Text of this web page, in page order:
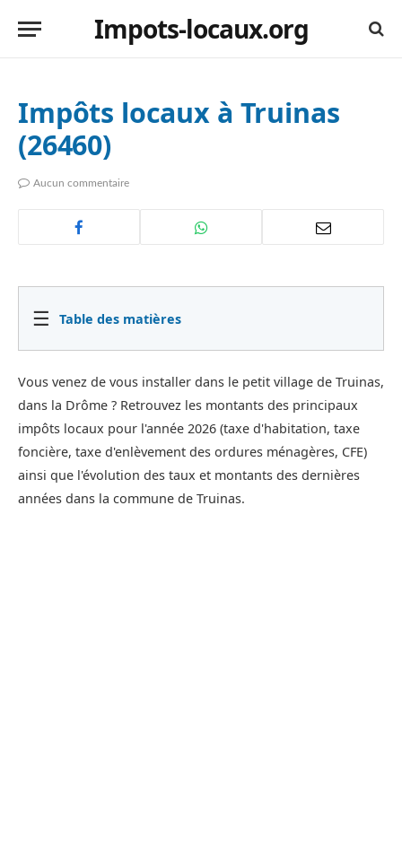
Impots-locaux.org
Impôts locaux à Truinas
(26460)
Aucun commentaire
☰ Table des matières
Vous venez de vous installer dans le petit village de Truinas,
dans la Drôme ? Retrouvez les montants des principaux
impôts locaux pour l'année 2026 (taxe d'habitation, taxe
foncière, taxe d'enlèvement des ordures ménagères, CFE)
ainsi que l'évolution des taux et montants des dernières
années dans la commune de Truinas.